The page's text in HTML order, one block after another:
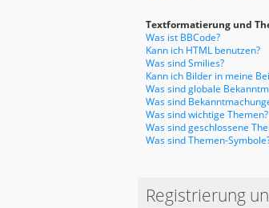
Textformatierung und
Was ist BBCode?
Kann ich HTML benutzen?
Was sind Smilies?
Kann ich Bilder in meine
Was sind globale
Was sind
Was sind wichtige Themen?
Was sind geschlossene
Was sind Themen-
Registrierung